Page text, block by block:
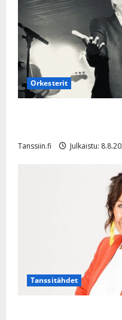
Orkesterit
Tanssiin.fi Julkaistu:
Tanssitähdet